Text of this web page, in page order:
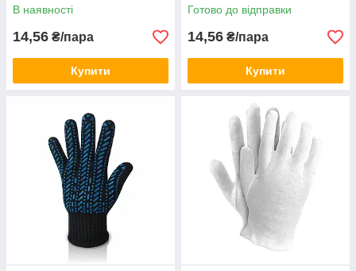
В наявності
14,56 ₴/пара
Купити
Готово до відправки
14,56 ₴/пара
Купити